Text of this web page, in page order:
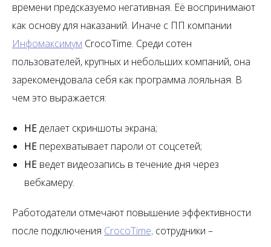
времени предсказуемо негативная. Её воспринимают
как основу для наказаний. Иначе с ПП компании
Инфомаксимум CrocoTime. Среди сотен
пользователей, крупных и небольших компаний, она
зарекомендовала себя как программа лояльная. В
чем это выражается:
НЕделает скриншоты экрана;
НЕ перехватывает пароли от соцсетей;
НЕ ведет видеозапись в течение дня через
вебкамеру.
Работодатели отмечают повышение эффективности
после подключения CrocoTime, сотрудники –